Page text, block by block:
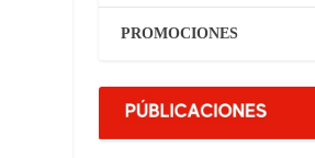
PROMOCIONES